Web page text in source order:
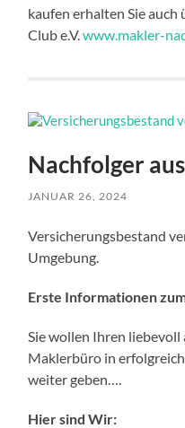
kaufen erhalten Sie
Club e.V.www.makler-
Nachfolger
JANUAR 26, 2024
Versicherungsbestand
Umgebung.
Erste Informationen
Sie wollen Ihren
Maklerbüro in
weiter geben….
Hier sind Wir: